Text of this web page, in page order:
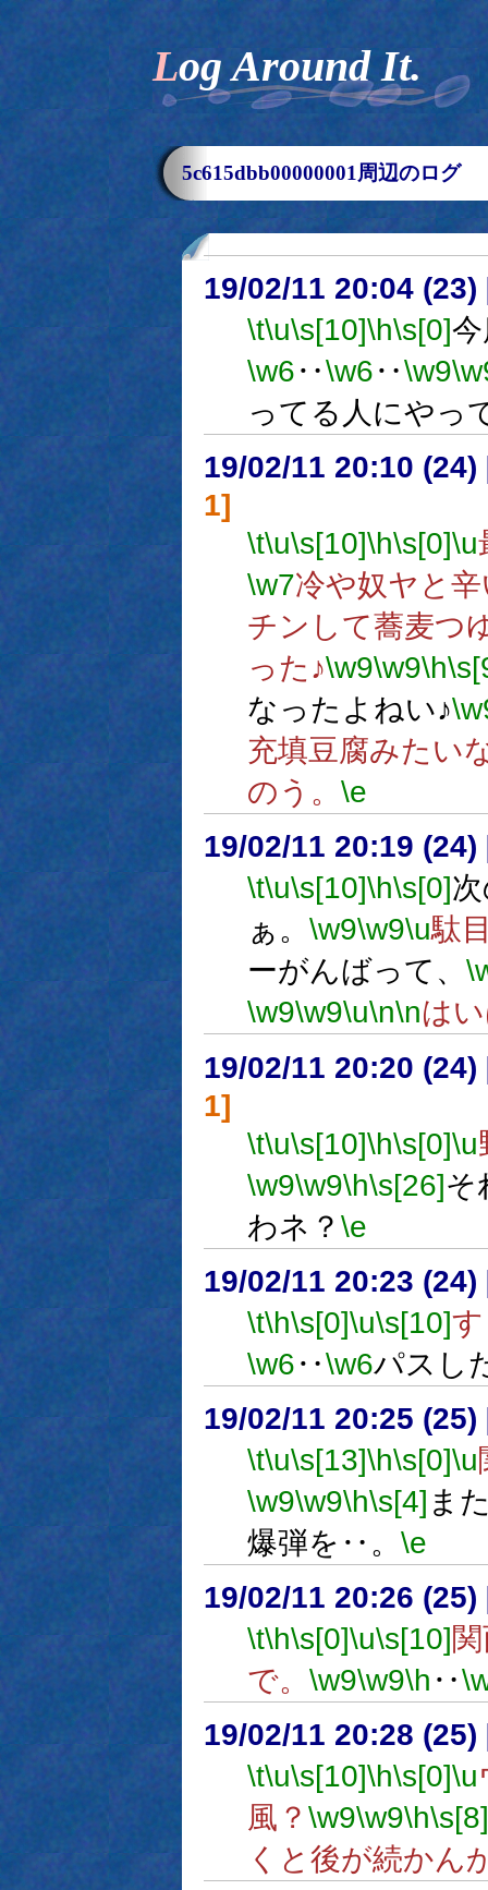
Log Around It.
5c615dbb00000001周辺のログ
19/02/11 20:04 (23)
\t\u\s[10]\h\s[0]
\w6‥\w6‥\w9
ってる人にやっ
19/02/11 20:10 (24)
1]
\t\u\s[10]\h\s[0]\u
\w7冷や奴ヤと
チンして蕎麦つ
った♪\w9\w9\h
なったよねい♪
充填豆腐みたい
のう。 \e
19/02/11 20:19 (24)
\t\u\s[10]\h\s[0]
ぁ。 \w9\w9\u駄
ーがんばって、
\w9\w9\u\n\nは
19/02/11 20:20 (24)
1]
\t\u\s[10]\h\s[0]\u
\w9\w9\h\s[26]そ
わネ？ \e
19/02/11 20:23 (24)
\t\h\s[0]\u\s[10]
\w6‥\w6パスし
19/02/11 20:25 (25)
\t\u\s[13]\h\s[0]\u
\w9\w9\h\s[4] ま
爆弾を‥。 \e
19/02/11 20:26 (25)
\t\h\s[0]\u\s[10]
で。 \w9\w9\h ‥
19/02/11 20:28 (25)
\t\u\s[10]\h\s[0]\u
風？ \w9\w9\h\s[8]
くと後が続かん